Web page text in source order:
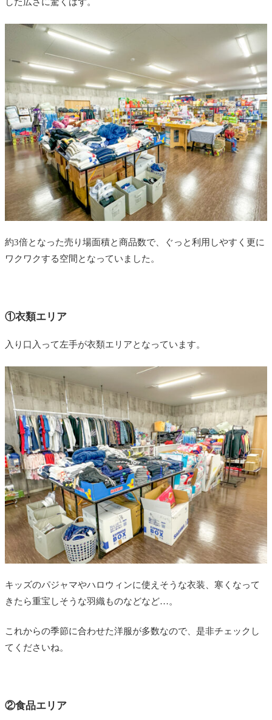
した広さに驚くはず。
約3倍となった売り場面積と商品数で、ぐっと利用しやすく更に
ワクワクする空間となっていました。
①衣類エリア
入り口入って左手が衣類エリアとなっています。
キッズのパジャマやハロウィンに使えそうな衣装、寒くなって
きたら重宝しそうな羽織ものなどなど…。
これからの季節に合わせた洋服が多数なので、是非チェックし
てくださいね。
②食品エリア